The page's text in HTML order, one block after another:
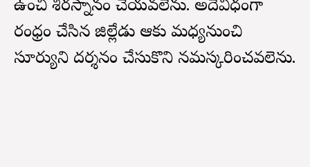
ఉంచి శిరస్నానం చేయవలెను. అదేవిధంగా
రంధ్రం చేసిన జిల్లేడు ఆకు మధ్యనుంచి
సూర్యుని దర్శనం చేసుకొని నమస్కరించవలెను.